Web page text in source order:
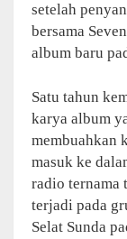
setelah
bersama
album baru
Satu tahun
karya album
membuahkan
masuk ke
radio ternama
terjadi pada
Selat Sunda